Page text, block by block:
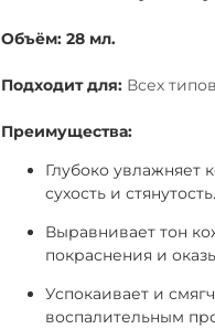
Объём: 28 мл.
Подходит для: Всех
Преимущества:
Глубоко увлажняет
сухость и стянутость.
Выравнивает тон
покраснения и
Успокаивает и
воспалительным